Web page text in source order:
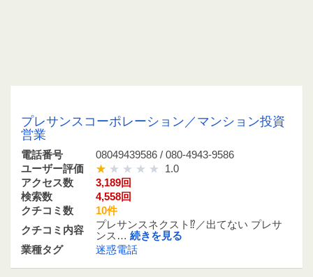
プレサンスコーポレーション／マンション投資
営業
電話番号
08049439586 / 080-4943-9586
ユーザー評価
1.0
アクセス数
3,189回
検索数
4,558回
クチコミ数
10件
クチコミ内容
プレサンスネクスト⁉︎／出てない プレサ
ンス… 続きを見る
業種タグ
迷惑電話